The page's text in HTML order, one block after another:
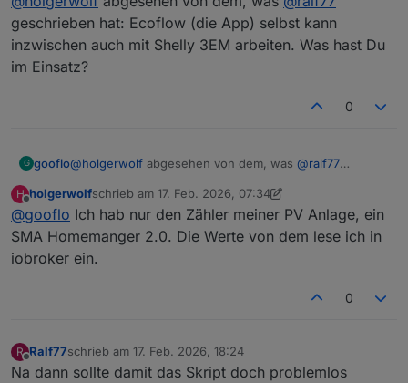
geschrieben hat: Ecoflow (die App) selbst kann
inzwischen auch mit Shelly 3EM arbeiten. Was hast Du
im Einsatz?
0
G gooflo@holgerwolf abgesehen von dem, was @ralf77
inzwischen auch mit Shelly 3EM arbeiten. Was hast Du
im Einsatz?
H
Offline
holgerwolfschrieb am 17. Feb. 2026, 07:34
zuletzt editiert von holgerwolf
@gooflo Ich hab nur den Zähler meiner PV Anlage, ein
SMA Homemanger 2.0. Die Werte von dem lese ich in
iobroker ein.
0
R
Offline
Ralf77schrieb am 17. Feb. 2026, 18:24
zuletzt editiert von
Na dann sollte damit das Skript doch problemlos